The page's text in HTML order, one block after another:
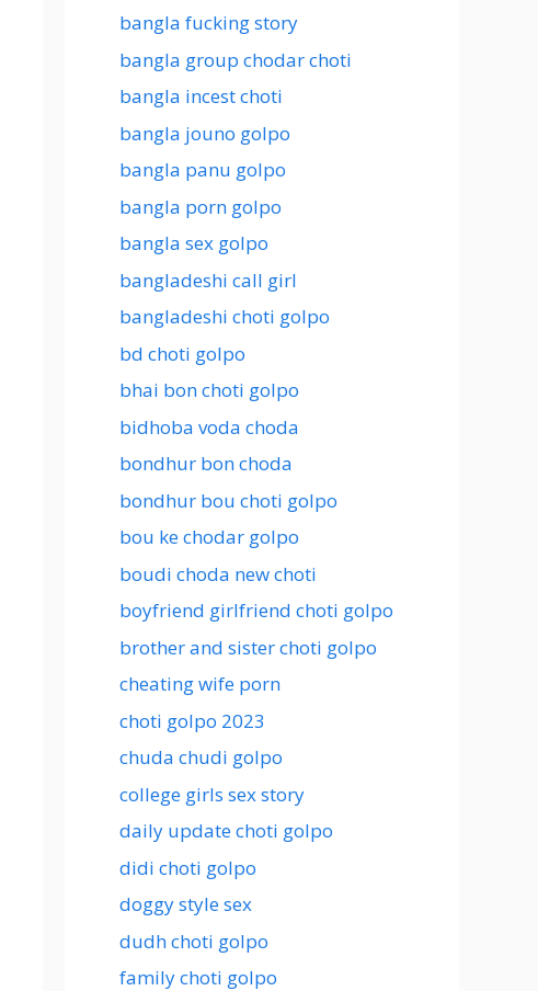
bangla fucking story
bangla group chodar choti
bangla incest choti
bangla jouno golpo
bangla panu golpo
bangla porn golpo
bangla sex golpo
bangladeshi call girl
bangladeshi choti golpo
bd choti golpo
bhai bon choti golpo
bidhoba voda choda
bondhur bon choda
bondhur bou choti golpo
bou ke chodar golpo
boudi choda new choti
boyfriend girlfriend choti golpo
brother and sister choti golpo
cheating wife porn
choti golpo 2023
chuda chudi golpo
college girls sex story
daily update choti golpo
didi choti golpo
doggy style sex
dudh choti golpo
family choti golpo